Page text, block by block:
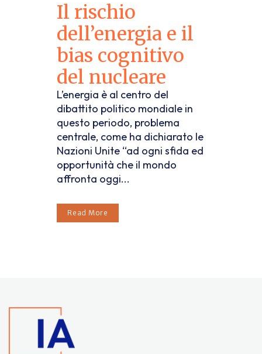
Il rischio
dell’energia e il
bias cognitivo
del nucleare
L’energia è al centro del
dibattito politico mondiale in
questo periodo, problema
centrale, come ha dichiarato le
Nazioni Unite “ad ogni sfida ed
opportunità che il mondo
affronta oggi...
Read More